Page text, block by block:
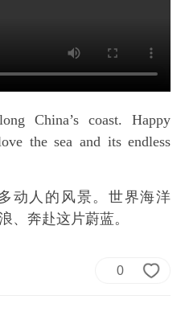
China’s coast. Happy
the sea and its endless
动人的风景。世界海洋
、奔赴这片蔚蓝。
0